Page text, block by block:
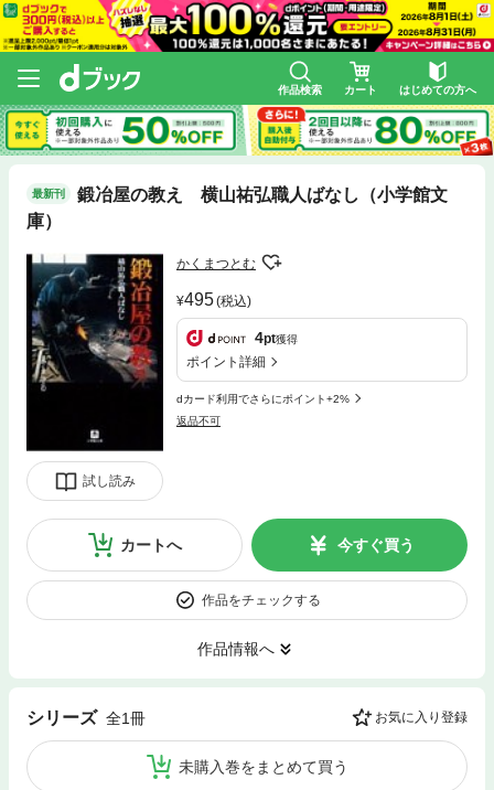
作品検索 カート はじめての方へ
最新刊
鍛冶屋の教え 横山祐弘職人ばなし（小学館文
庫）
試し読み
かくまつとむ
495(税込)
4pt獲得
ポイント詳細
dカード利用でさらにポイント+2%
返品不可
カートへ 今すぐ買う
作品をチェックする
作品情報へ
シリーズ 全1冊 お気に入り登録
未購入巻をまとめて買う